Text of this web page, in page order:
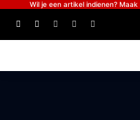
Wil je een artikel indienen?